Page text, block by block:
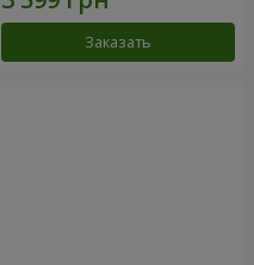
Заказать